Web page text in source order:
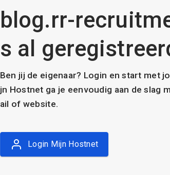
blog.rr-
s al
Ben jij de eigenaar? Login en start met
jn Hostnet ga je eenvoudig aan de slag
ail of website.
Login Mijn Hostnet